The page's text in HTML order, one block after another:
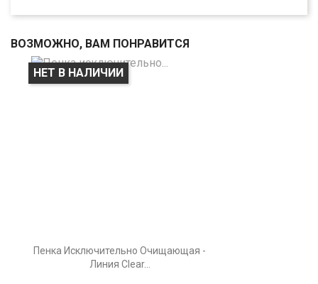
ВОЗМОЖНО, ВАМ ПОНРАВИТСЯ
Пенка Исключительно Очищающая -
Линия Clear...
НЕТ В НАЛИЧИИ